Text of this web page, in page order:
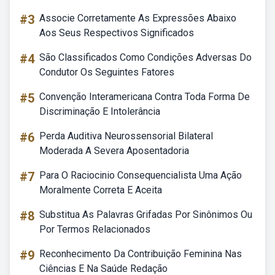
#3 Associe Corretamente As Expressões Abaixo
Aos Seus Respectivos Significados
#4 São Classificados Como Condições Adversas Do
Condutor Os Seguintes Fatores
#5 Convenção Interamericana Contra Toda Forma De
Discriminação E Intolerância
#6 Perda Auditiva Neurossensorial Bilateral
Moderada A Severa Aposentadoria
#7 Para O Raciocinio Consequencialista Uma Ação
Moralmente Correta E Aceita
#8 Substitua As Palavras Grifadas Por Sinônimos Ou
Por Termos Relacionados
#9 Reconhecimento Da Contribuição Feminina Nas
Ciências E Na Saúde Redação